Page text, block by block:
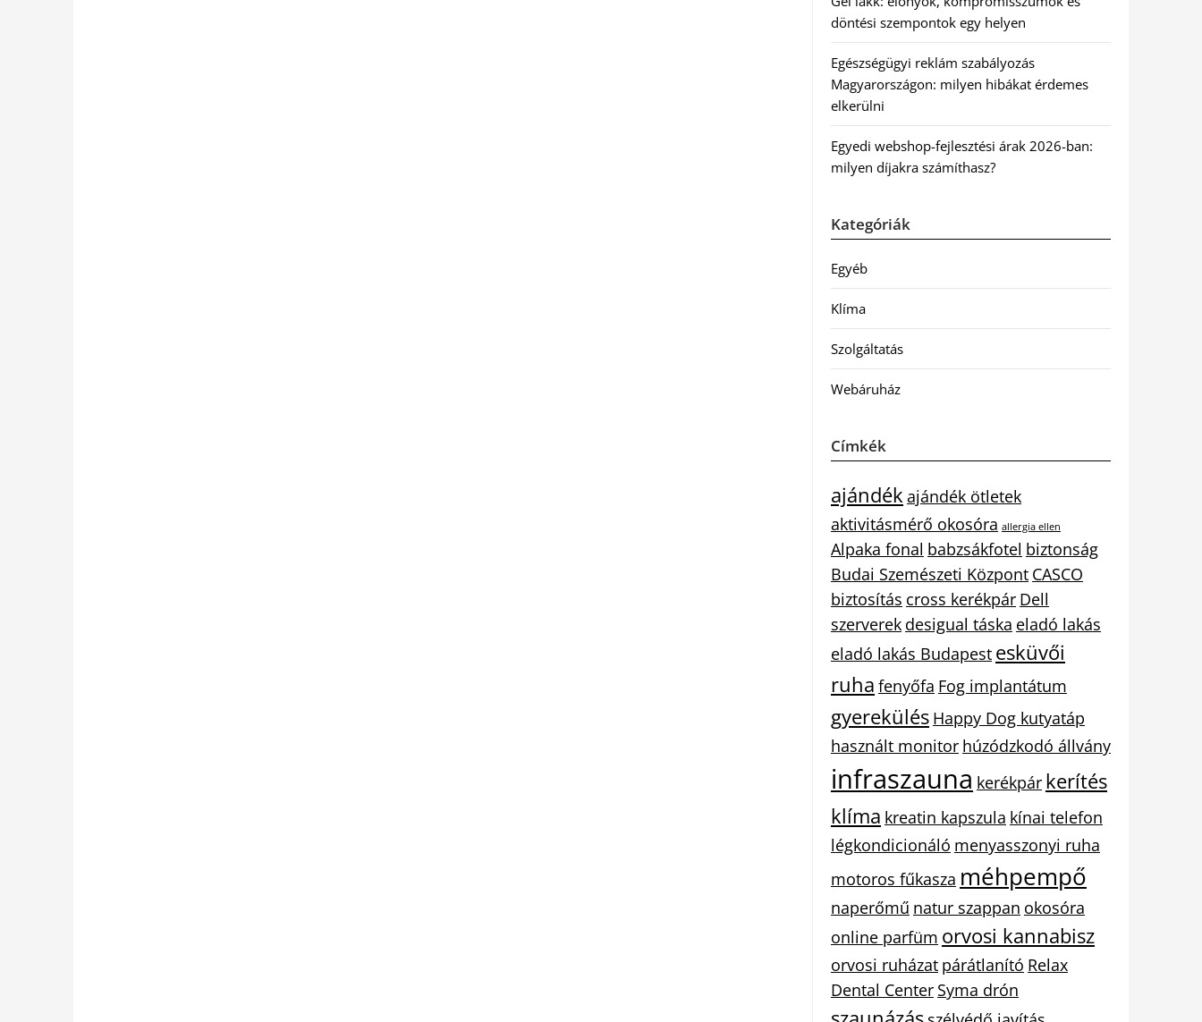
döntési szempontok egy helyen
Egészségügyi reklám szabályozás
Magyarországon: milyen hibákat érdemes
elkerülni
Egyedi webshop-fejlesztési árak 2026-ban:
milyen díjakra számíthasz?
Kategóriák
Egyéb
Klíma
Szolgáltatás
Webáruház
Címkék
ajándékajándék ötletek
aktivitásmérő okosóra allergia ellen
Alpaka fonal babzsákfotel biztonság
Budai Szemészeti Központ CASCO
biztosítás cross kerékpár Dell
szerverek desigual táska eladó lakás
eladó lakás Budapest esküvői
ruha fenyőfa Fog implantátum
gyerekülés Happy Dog kutyatáp
használt monitor húzódzkodó állvány
infraszauna kerékpár kerítés
klíma kreatin kapszula kínai telefon
légkondicionáló menyasszonyi ruha
motoros fűkasza méhpempő
naperőmű natur szappan okosóra
online parfüm orvosi kannabisz
orvosi ruházat párátlanító Relax
Dental Center Syma drón